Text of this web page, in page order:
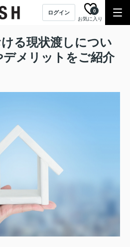
ログイン
お気に入り
0
る現状渡しについ
メリットをご紹介